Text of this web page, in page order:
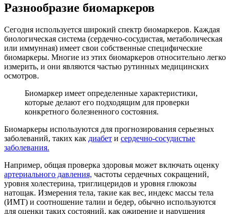
Разнообразие биомаркеров
Сегодня используется широкий спектр биомаркеров. Каждая
биологическая система (сердечно-сосудистая, метаболическая
или иммунная) имеет свои собственные специфические
биомаркеры. Многие из этих биомаркеров относительно легко
измерить, и они являются частью рутинных медицинских
осмотров.
Биомаркер имеет определенные характеристики,
которые делают его подходящим для проверки
конкретного болезненного состояния.
Биомаркеры используются для прогнозирования серьезных
заболеваний, таких как диабет и сердечно-сосудистые
заболевания.
Например, общая проверка здоровья может включать оценку
артериального давления, частоты сердечных сокращений,
уровня холестерина, триглицеридов и уровня глюкозы
натощак. Измерения тела, такие как вес, индекс массы тела
(ИМТ) и соотношение талии и бедер, обычно используются
для оценки таких состояний, как ожирение и нарушения